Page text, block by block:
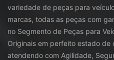
variedade de peças para
marcas, todas as peças com
no Segmento de Peças para
Originais em perfeito estado de
atendendo com Agilidade,